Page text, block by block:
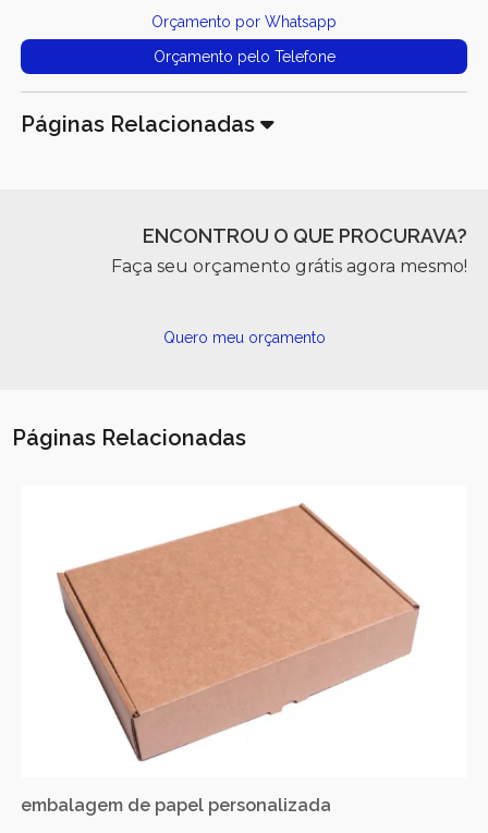
Orçamento por Whatsapp
Orçamento pelo Telefone
Páginas Relacionadas
ENCONTROU O QUE PROCURAVA?
Faça seu orçamento grátis agora mesmo!
Quero meu orçamento
Páginas Relacionadas
embalagem de papel personalizada